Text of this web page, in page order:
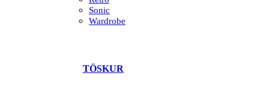
Sonic
Wardrobe
TÖSKUR